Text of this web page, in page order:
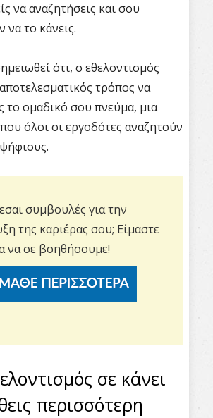
να αναζητήσεις και σου
να το κάνεις.
ότι, ο εθελοντισμός
τρόπος να
το ομαδικό σου πνεύμα, μια
όλοι οι εργοδότες αναζητούν
συμβουλές για την
της καριέρας σου; Είμαστε
να σε βοηθήσουμε!
σε κάνει
περισσότερη